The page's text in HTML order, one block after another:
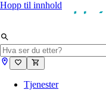
Hopp til innhold
Tjenester